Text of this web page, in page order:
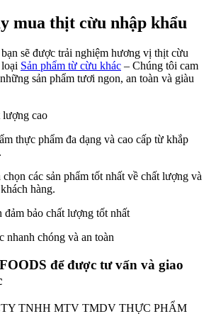
mua thịt cừu nhập khẩu
sẽ được trải nghiệm hương vị thịt cừu
Sản phẩm từ cừu khác – Chúng tôi cam
sản phẩm tươi ngon, an toàn và giàu
lượng cao
thực phẩm đa dạng và cao cấp từ khắp
các sản phẩm tốt nhất về chất lượng và
hàng.
bảo chất lượng tốt nhất
nhanh chóng và an toàn
để được tư vấn và giao
TNHH MTV TMDV THỰC PHẨM